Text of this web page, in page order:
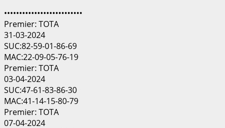
••••••••••••••••••••••••••
Premier: TOTA
31-03-2024
SUC:82-59-01-86-69
MAC:22-09-05-76-19
Premier: TOTA
03-04-2024
SUC:47-61-83-86-30
MAC:41-14-15-80-79
Premier: TOTA
07-04-2024